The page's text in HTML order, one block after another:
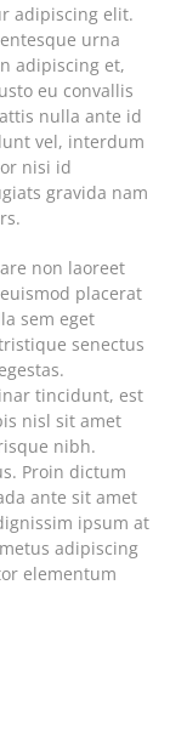
adipiscing elit.
urna
adipiscing et,
eu convallis
nulla ante id
vel, interdum
nisi id
gravida nam
non laoreet
placerat
sem eget
senectus
tincidunt, est
nisl sit amet
nibh.
Proin dictum
ante sit amet
ipsum at
adipiscing
elementum